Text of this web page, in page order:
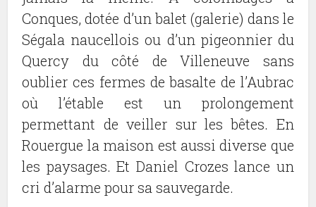
Conques, dotée d’un balet (galerie) dans le
Ségala naucellois ou d’un pigeonnier du
Quercy du côté de Villeneuve sans
oublier ces fermes de basalte de l’Aubrac
où l’étable est un prolongement
permettant de veiller sur les bêtes. En
Rouergue la maison est aussi diverse que
les paysages. Et Daniel Crozes lance un
cri d’alarme pour sa sauvegarde.